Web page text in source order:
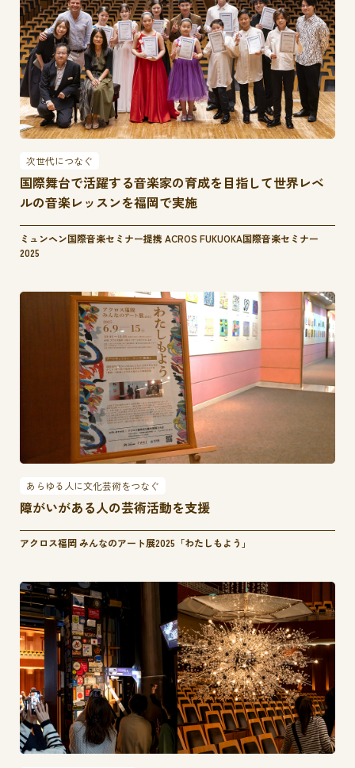
次世代につなぐ
国際舞台で活躍する音楽家の育成を目指して世界レベ
ルの音楽レッスンを福岡で実施
ミュンヘン国際音楽セミナー提携 ACROS FUKUOKA国際音楽セミナー
2025
あらゆる人に文化芸術をつなぐ
障がいがある人の芸術活動を支援
アクロス福岡 みんなのアート展2025「わたしもよう」